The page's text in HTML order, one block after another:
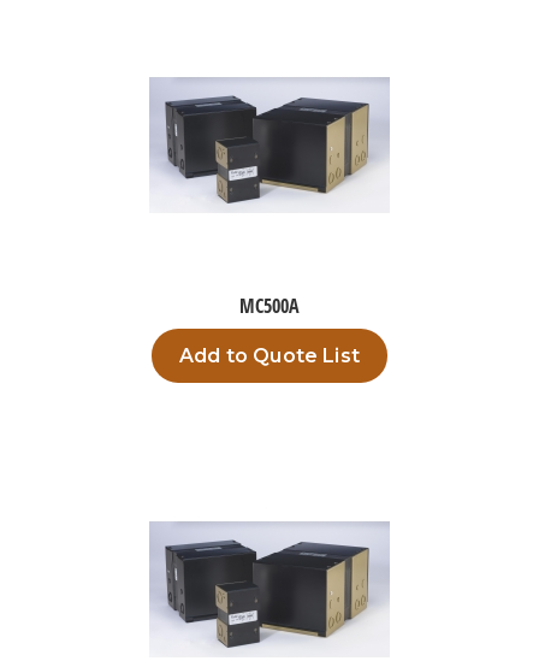
MC500A
Add to Quote List